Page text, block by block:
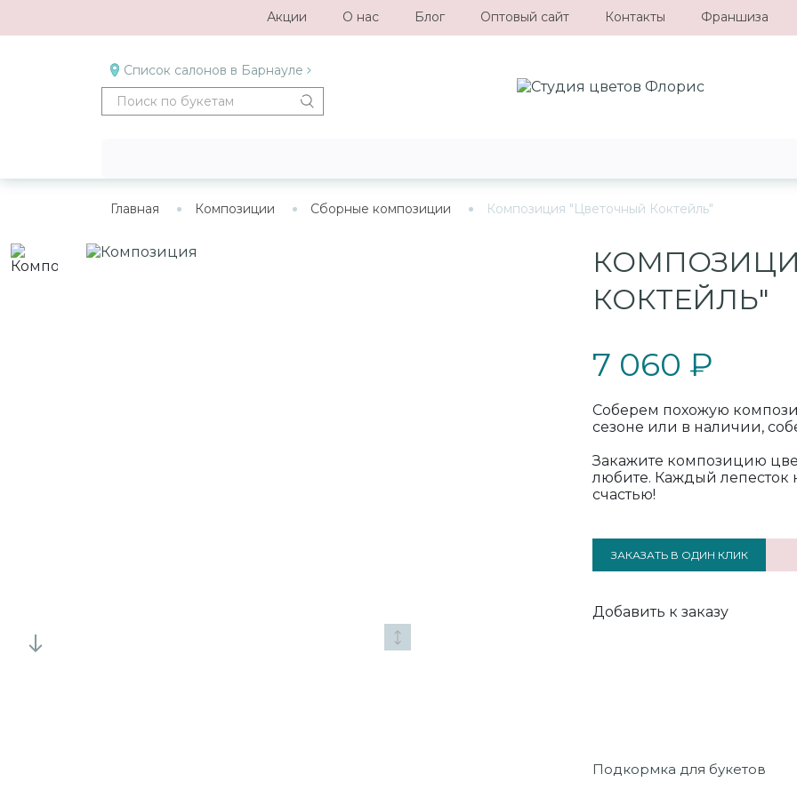
Акции О нас Блог Оптовый сайт Контакты Франшиза
Список салонов в Барнауле
Главная Композиции Сборные композиции Композиция "Цветочный Коктейль"
КОКТЕЙЛЬ"
7 060 ₽
Соберем похожую
сезоне или в наличии,
Закажите композицию
любите. Каждый лепесток
счастью!
ЗАКАЗАТЬ В ОДИН КЛИК
Добавить к заказу
Подкормка для букетов